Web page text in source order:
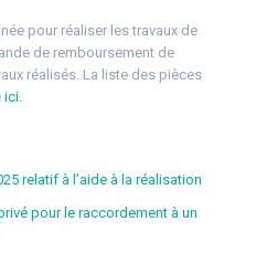
pour réaliser les travaux de
de remboursement de
réalisés. La liste des pièces
ici.
relatif à l’aide à la réalisation
pour le raccordement à un